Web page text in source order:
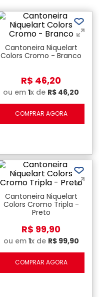
Cantoneira Niquelart
Colors Cromo - Branco
R$ 46,20
ou em 1x de R$ 46,20
COMPRAR AGORA
Cantoneira Niquelart
Colors Cromo Tripla -
Preto
R$ 99,90
ou em 1x de R$ 99,90
COMPRAR AGORA